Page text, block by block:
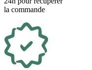
la commande